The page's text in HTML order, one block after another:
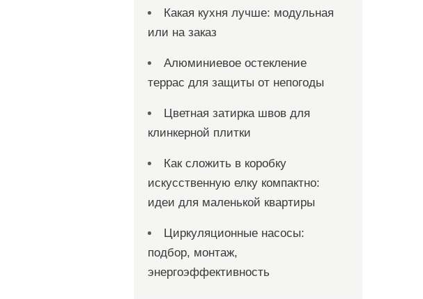
Какая кухня лучше: модульная
или на заказ
Алюминиевое остекление
террас для защиты от непогоды
Цветная затирка швов для
клинкерной плитки
Как сложить в коробку
искусственную елку компактно:
идеи для маленькой квартиры
Циркуляционные насосы:
подбор, монтаж,
энергоэффективность